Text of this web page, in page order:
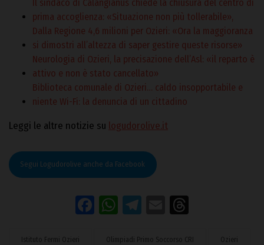
Il sindaco di Calangianus chiede la chiusura del centro di
prima accoglienza: «Situazione non più tollerabile»,
Dalla Regione 4,6 milioni per Ozieri: «Ora la maggioranza
si dimostri all’altezza di saper gestire queste risorse»
Neurologia di Ozieri, la precisazione dell’Asl: «il reparto è
attivo e non è stato cancellato»
Biblioteca comunale di Ozieri… caldo insopportabile e
niente Wi-Fi: la denuncia di un cittadino
Leggi le altre notizie su logudorolive.it
Segui Logudorolive anche da Facebook
Facebook
WhatsApp
Telegram
Email
Istituto Fermi Ozieri Olimpiadi Primo Soccorso CRI Ozieri